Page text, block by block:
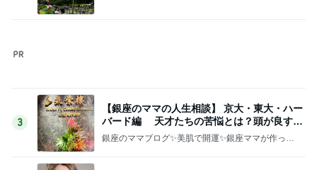
3
【銀座のママの人生相談】 京大・東大・ハー
バード編 天才たちの苦悩とは？頭が良すぎ
て悩む人
銀座のママブログ✨美肌で開運✨銀座ママが作った